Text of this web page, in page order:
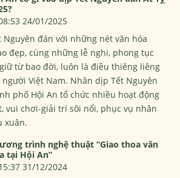
24/01/2025
Nguyên đán với những nét văn hóa
đẹp, cùng những lễ nghi, phong tục
từ bao đời, luôn là điều thiêng liêng
Việt Nam. Nhân dịp Tết Nguyên
phố Hội An tổ chức nhiều hoạt động
vui chơi-giải trí sôi nổi, phục vụ nhân
xuân.
trình nghệ thuật “Giao thoa văn
tại Hội An”
31/12/2024